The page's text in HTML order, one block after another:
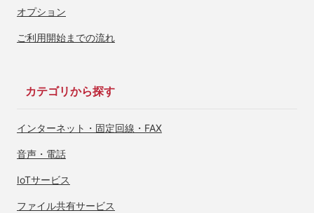
オプション
ご利用開始までの流れ
カテゴリから探す
インターネット・ 固定回線・FAX
音声・電話
IoTサービス
ファイル共有サービス